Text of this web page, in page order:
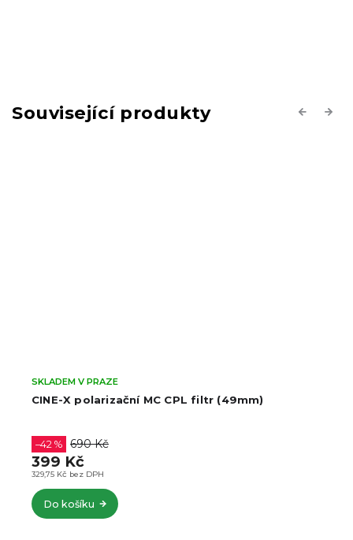
Související produkty Previous
CINE-X polarizační MC CPL filtr (49mm)
SKLADEM V PRAZE
329,75 Kč bez DPH
–42 % 690 Kč
399 Kč
Do košíku
Next